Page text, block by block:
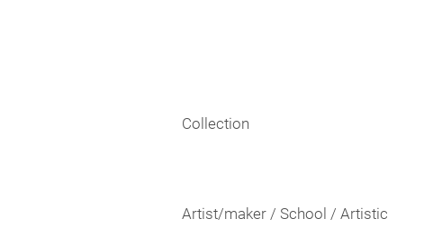
Collection
Artist/maker / School / Artistic